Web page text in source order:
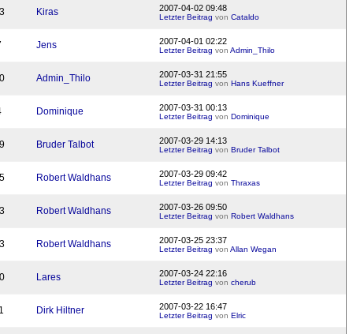
Kiras 2007-04-02 09:48
Letzter Beitrag von Cataldo
Jens 2007-04-01 02:22
Letzter Beitrag von Admin_Thilo
Admin_Thilo 2007-03-31 21:55
Letzter Beitrag von Hans Kueffner
Dominique 2007-03-31 00:13
Letzter Beitrag von Dominique
Bruder Talbot 2007-03-29 14:13
Letzter Beitrag von Bruder Talbot
Robert Waldhans 2007-03-29 09:42
Letzter Beitrag von Thraxas
Robert Waldhans 2007-03-26 09:50
Letzter Beitrag von Robert Waldhans
Robert Waldhans 2007-03-25 23:37
Letzter Beitrag von Allan Wegan
Lares 2007-03-24 22:16
Letzter Beitrag von cherub
Dirk Hiltner 2007-03-22 16:47
Letzter Beitrag von Elric